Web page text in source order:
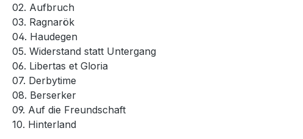
02. Aufbruch
03. Ragnarök
04. Haudegen
05. Widerstand statt Untergang
06. Libertas et Gloria
07. Derbytime
08. Berserker
09. Auf die Freundschaft
10. Hinterland